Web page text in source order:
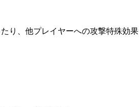
り、他プレイヤーへの攻撃特殊